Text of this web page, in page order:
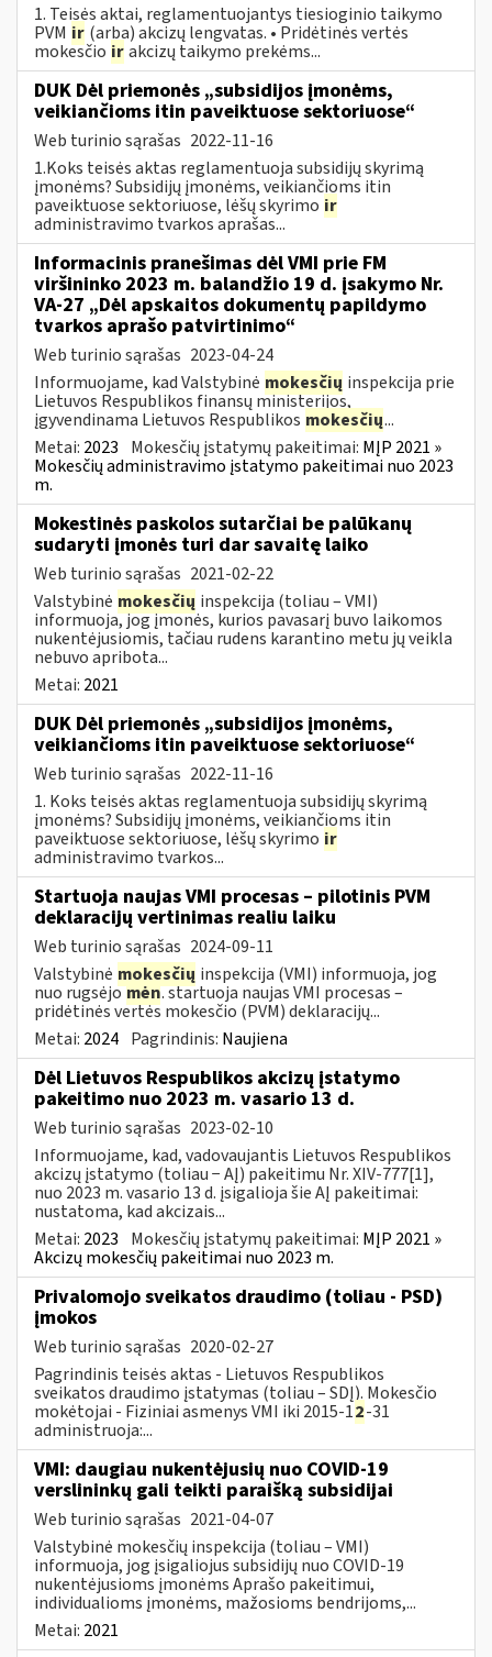
1. Teisės aktai, reglamentuojantys tiesioginio taikymo
PVM ir (arba) akcizų lengvatas. • Pridėtinės vertės
mokesčio irakcizų taikymo prekėms...
DUK Dėl priemonės „subsidijos įmonėms,
veikiančioms itin paveiktuose sektoriuose“
Web turinio sąrašas 2022-11-16
1.Koks teisės aktas reglamentuoja subsidijų skyrimą
įmonėms? Subsidijų įmonėms, veikiančioms itin
paveiktuose sektoriuose, lėšų skyrimo ir
administravimo tvarkos aprašas...
Informacinis pranešimas dėl VMI prie FM
viršininko 2023 m. balandžio 19 d. įsakymo Nr.
VA-27 „Dėl apskaitos dokumentų papildymo
tvarkos aprašo patvirtinimo“
Web turinio sąrašas 2023-04-24
Informuojame, kad Valstybinė mokesčių inspekcija prie
Lietuvos Respublikos finansų ministerijos,
įgyvendinama Lietuvos Respublikos mokesčių...
Metai: 2023 Mokesčių įstatymų pakeitimai: MĮP 2021 »
Mokesčių administravimo įstatymo pakeitimai nuo 2023
m.
Mokestinės paskolos sutarčiai be palūkanų
sudaryti įmonės turi dar savaitę laiko
Web turinio sąrašas 2021-02-22
Valstybinė mokesčių inspekcija (toliau – VMI)
informuoja, jog įmonės, kurios pavasarį buvo laikomos
nukentėjusiomis, tačiau rudens karantino metu jų veikla
nebuvo apribota...
Metai: 2021
DUK Dėl priemonės „subsidijos įmonėms,
veikiančioms itin paveiktuose sektoriuose“
Web turinio sąrašas 2022-11-16
1. Koks teisės aktas reglamentuoja subsidijų skyrimą
įmonėms? Subsidijų įmonėms, veikiančioms itin
paveiktuose sektoriuose, lėšų skyrimo ir
administravimo tvarkos...
Startuoja naujas VMI procesas – pilotinis PVM
deklaracijų vertinimas realiu laiku
Web turinio sąrašas 2024-09-11
Valstybinė mokesčių inspekcija (VMI) informuoja, jog
nuo rugsėjomėn. startuoja naujas VMI procesas –
pridėtinės vertės mokesčio (PVM) deklaracijų...
Metai: 2024 Pagrindinis: Naujiena
Dėl Lietuvos Respublikos akcizų įstatymo
pakeitimo nuo 2023 m. vasario 13 d.
Web turinio sąrašas 2023-02-10
Informuojame, kad, vadovaujantis Lietuvos Respublikos
akcizų įstatymo (toliau − AĮ) pakeitimu Nr. XIV-777[1],
nuo 2023 m. vasario 13 d. įsigalioja šie AĮ pakeitimai:
nustatoma, kad akcizais...
Metai: 2023 Mokesčių įstatymų pakeitimai: MĮP 2021 »
Akcizų mokesčių pakeitimai nuo 2023 m.
Privalomojo sveikatos draudimo (toliau - PSD)
įmokos
Web turinio sąrašas 2020-02-27
Pagrindinis teisės aktas - Lietuvos Respublikos
sveikatos draudimo įstatymas (toliau – SDĮ). Mokesčio
mokėtojai - Fiziniai asmenys VMI iki 2015-12-31
administruoja:...
VMI: daugiau nukentėjusių nuo COVID-19
verslininkų gali teikti paraišką subsidijai
Web turinio sąrašas 2021-04-07
Valstybinė mokesčių inspekcija (toliau – VMI)
informuoja, jog įsigaliojus subsidijų nuo COVID-19
nukentėjusioms įmonėms Aprašo pakeitimui,
individualioms įmonėms, mažosioms bendrijoms,...
Metai: 2021